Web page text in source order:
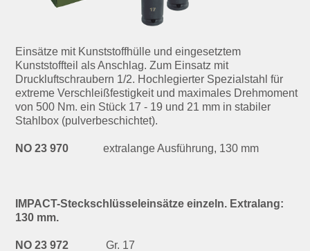
Einsätze mit Kunststoffhülle und eingesetztem
Kunststoffteil als Anschlag. Zum Einsatz mit
Druckluftschraubern 1/2. Hochlegierter Spezialstahl für
extreme Verschleißfestigkeit und maximales Drehmoment
von 500 Nm. ein Stück 17 - 19 und 21 mm in stabiler
Stahlbox (pulverbeschichtet).
NO 23 970 extralange Ausführung, 130 mm
IMPACT-Steckschlüsseleinsätze einzeln. Extralang:
130 mm.
NO 23 972 Gr. 17